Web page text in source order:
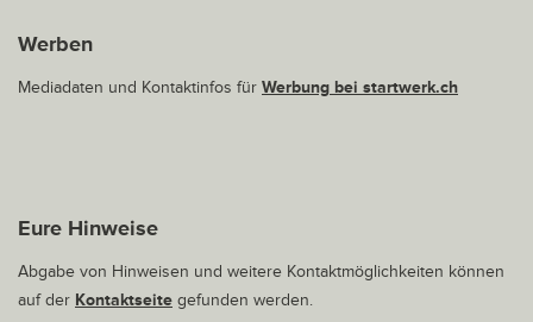
Werben
Mediadaten und Kontaktinfos für Werbung bei startwerk.ch
Eure Hinweise
Abgabe von Hinweisen und weitere Kontaktmöglichkeiten können
auf der Kontaktseite gefunden werden.